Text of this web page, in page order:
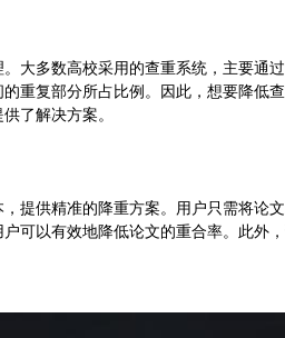
大多数高校采用的查重系统，主要通
重复部分所占比例。因此，想要降低
了解决方案。
提供精准的降重方案。用户只需将论
可以有效地降低论文的重合率。此外